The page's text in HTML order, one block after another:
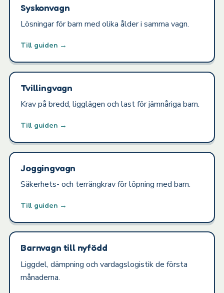
Syskonvagn
Lösningar för barn med olika ålder i samma vagn.
Till guiden →
Tvillingvagn
Krav på bredd, ligglägen och last för jämnåriga barn.
Till guiden →
Joggingvagn
Säkerhets- och terrängkrav för löpning med barn.
Till guiden →
Barnvagn till nyfödd
Liggdel, dämpning och vardagslogistik de första
månaderna.